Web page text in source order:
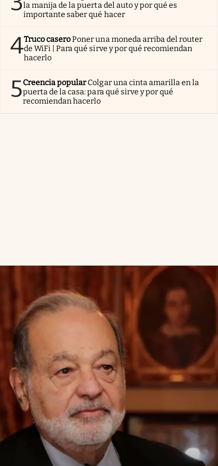
la manija de la puerta del auto y por qué es
importante saber qué hacer
4Truco caseroPoner una moneda arriba del router
de WiFi | Para qué sirve y por qué recomiendan
hacerlo
5Creencia popularColgar una cinta amarilla en la
puerta de la casa: para qué sirve y por qué
recomiendan hacerlo